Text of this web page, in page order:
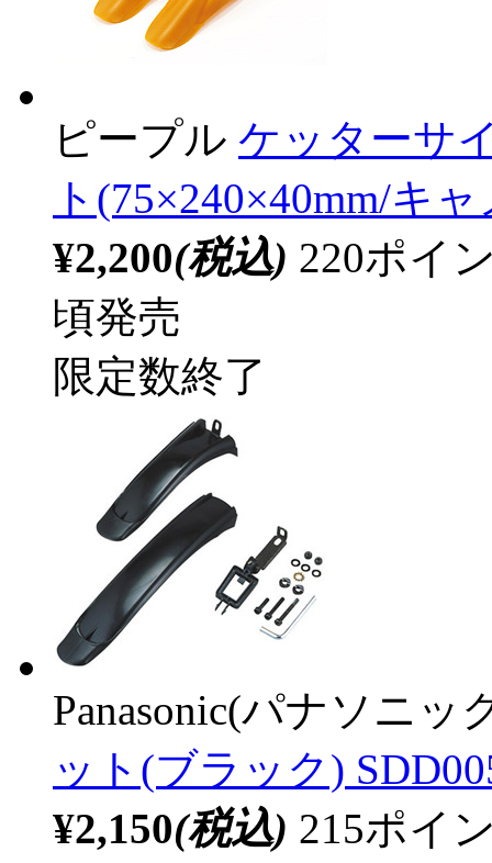
ピープル ケッターサ
ト(75×240×40mm/キ
¥2,200(税込) 220ポイ
頃発売
限定数終了
Panasonic(パナソニッ
ット(ブラック)
¥2,150(税込) 215ポイ